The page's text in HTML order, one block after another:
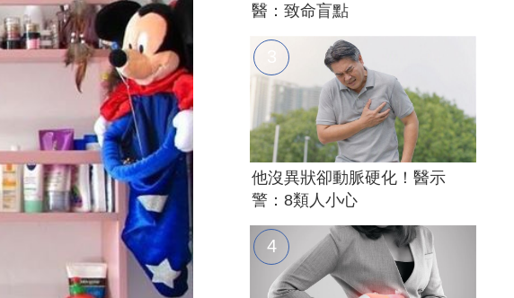
醫：致命盲點
他沒異狀卻動脈硬化！醫示
警：8類人小心